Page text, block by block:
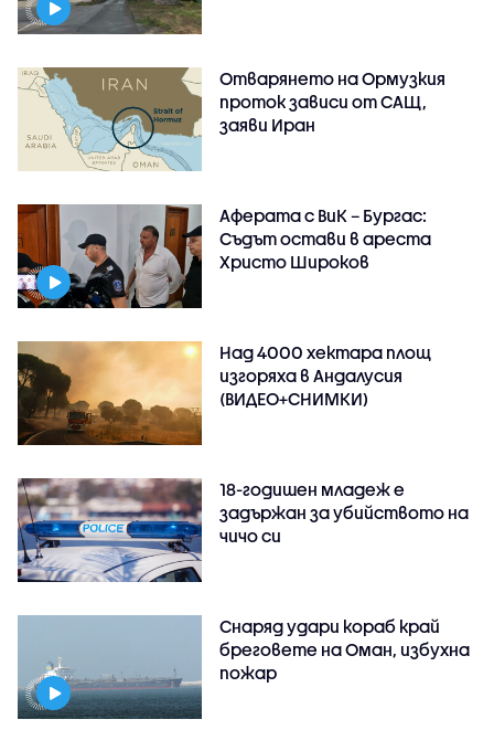
Отварянето на Ормузкия
проток зависи от САЩ,
заяви Иран
Аферата с ВиК – Бургас:
Съдът остави в ареста
Христо Широков
Над 4000 хектара площ
изгоряха в Андалусия
(ВИДЕО+СНИМКИ)
18-годишен младеж е
задържан за убийството на
чичо си
Снаряд удари кораб край
бреговете на Оман, избухна
пожар